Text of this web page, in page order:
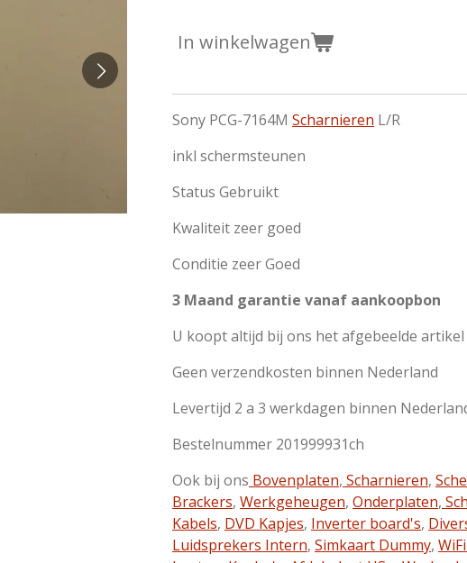
In winkelwagen
Sony PCG-7164M Scharnieren L/R
inkl schermsteunen
Status Gebruikt
Kwaliteit zeer goed
Conditie zeer Goed
3 Maand garantie vanaf aankoopbon
U koopt altijd bij ons het afgebeelde artikel
Geen verzendkosten binnen Nederland
Levertijd 2 a 3 werkdagen binnen
Bestelnummer 201999931ch
Ook bij ons Bovenplaten, Scharnieren,
Brackers, Werkgeheugen, Onderplaten,
Kabels, DVD Kapjes, Inverter board's,
Luidsprekers Intern, Simkaart Dummy,